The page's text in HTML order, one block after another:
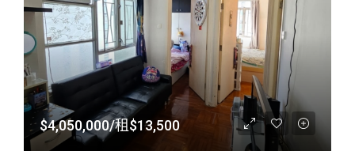
$4,050,000/租$13,500